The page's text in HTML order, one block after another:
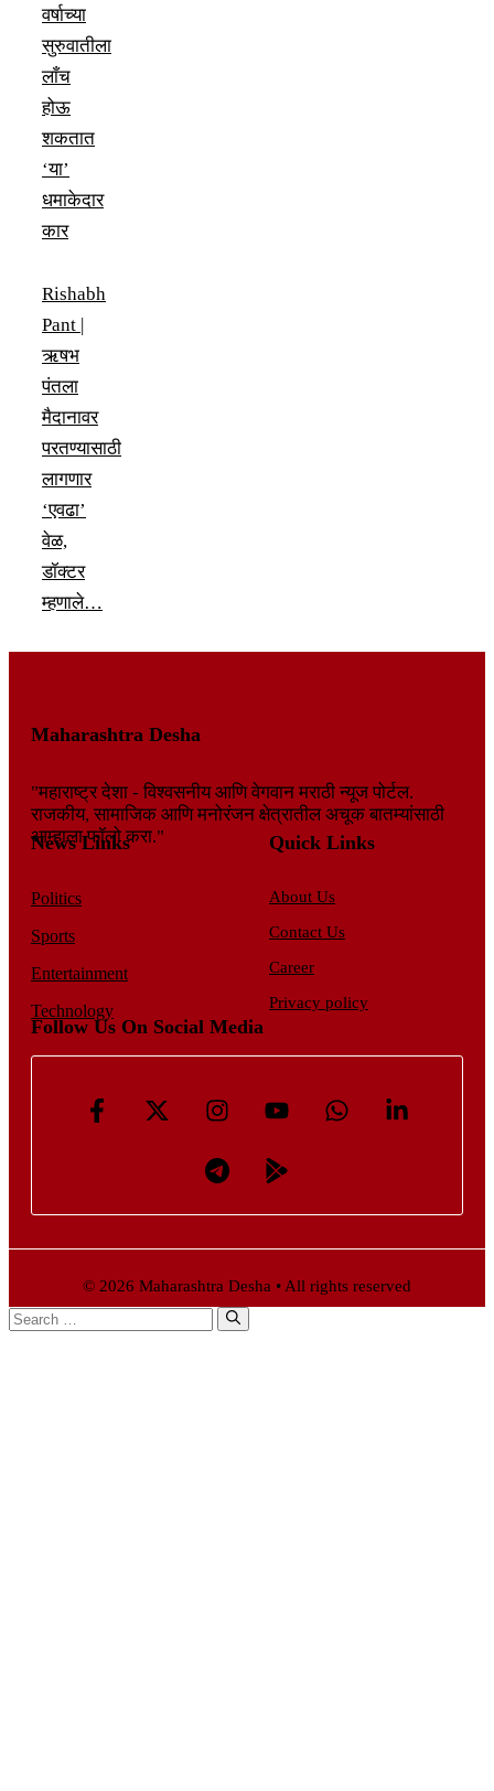
वर्षाच्या
सुरुवातीला
लाँच
होऊ
शकतात
‘या’
धमाकेदार
कार
Rishabh
Pant |
ऋषभ
पंतला
मैदानावर
परतण्यासाठी
लागणार
‘एवढा’
वेळ,
डॉक्टर
म्हणाले…
Maharashtra Desha
"महाराष्ट्र देशा - विश्वसनीय आणि वेगवान मराठी न्यूज पोर्टल.
राजकीय, सामाजिक आणि मनोरंजन क्षेत्रातील अचूक बातम्यांसाठी
आम्हाला फॉलो करा."
News Links
Politics
Sports
Entertainment
Technology
Quick Links
About Us
Contact Us
Career
Privacy policy
Follow Us On Social Media
© 2026 Maharashtra Desha • All rights reserved
Search
for: